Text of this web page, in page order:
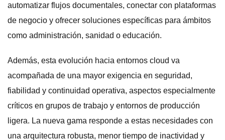
automatizar flujos documentales, conectar con plataformas
de negocio y ofrecer soluciones específicas para ámbitos
como administración, sanidad o educación.
Además, esta evolución hacia entornos cloud va
acompañada de una mayor exigencia en seguridad,
fiabilidad y continuidad operativa, aspectos especialmente
críticos en grupos de trabajo y entornos de producción
ligera. La nueva gama responde a estas necesidades con
una arquitectura robusta, menor tiempo de inactividad y